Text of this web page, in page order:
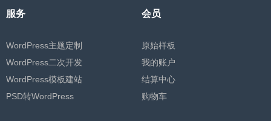
服务
WordPress主题定制
WordPress二次开发
WordPress模板建站
PSD转WordPress
会员
原始样板
我的账户
结算中心
购物车